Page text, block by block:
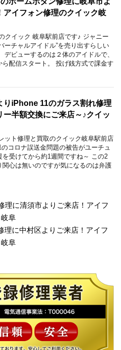
アイフォン修理のクイック岐
クイック 岐阜駅前店です♪ ジャニー
ーチャルアイドル”を売り出すらしい
デビューするのは２体のアイドルで、
ら配信スタート。 投げ銭方式で課金す
iPhone 11のガラス割れ修理
ー半額交換にご来店～♪クイッ
ット修理と買取のクイック岐阜駅前店
コロナ誤送金問題の被告がユーチュ
を受けてから約1週間ですね～ この2
関心は無いのですが気になるのは弁護
理に清須市よりご来店！アイフ
阜
理に中村区よりご来店！アイフ
阜